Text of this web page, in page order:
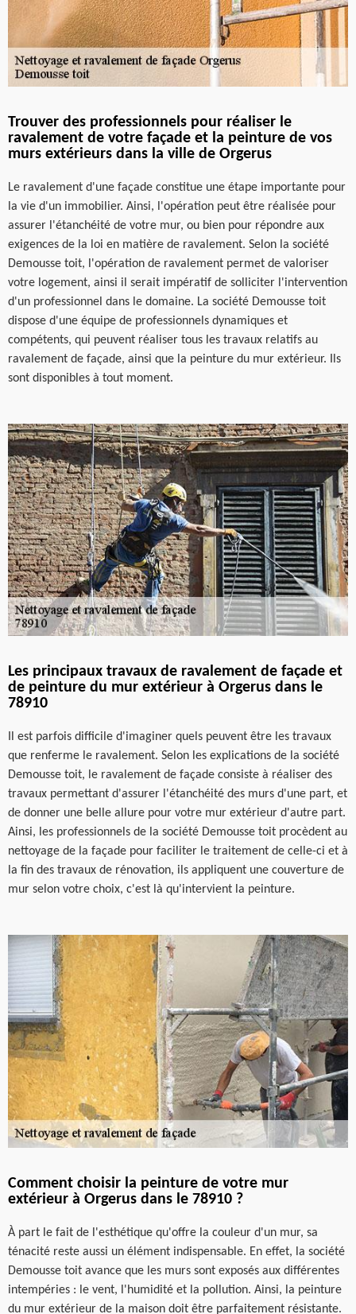
Trouver des professionnels pour réaliser le
ravalement de votre façade et la peinture de vos
murs extérieurs dans la ville de Orgerus
Le ravalement d'une façade constitue une étape importante pour
la vie d'un immobilier. Ainsi, l'opération peut être réalisée pour
assurer l'étanchéité de votre mur, ou bien pour répondre aux
exigences de la loi en matière de ravalement. Selon la société
Demousse toit, l'opération de ravalement permet de valoriser
votre logement, ainsi il serait impératif de solliciter l'intervention
d'un professionnel dans le domaine. La société Demousse toit
dispose d'une équipe de professionnels dynamiques et
compétents, qui peuvent réaliser tous les travaux relatifs au
ravalement de façade, ainsi que la peinture du mur extérieur. Ils
sont disponibles à tout moment.
Les principaux travaux de ravalement de façade et
de peinture du mur extérieur à Orgerus dans le
78910
Il est parfois difficile d'imaginer quels peuvent être les travaux
que renferme le ravalement. Selon les explications de la société
Demousse toit, le ravalement de façade consiste à réaliser des
travaux permettant d'assurer l'étanchéité des murs d'une part, et
de donner une belle allure pour votre mur extérieur d'autre part.
Ainsi, les professionnels de la société Demousse toit procèdent au
nettoyage de la façade pour faciliter le traitement de celle-ci et à
la fin des travaux de rénovation, ils appliquent une couverture de
mur selon votre choix, c'est là qu'intervient la peinture.
Comment choisir la peinture de votre mur
extérieur à Orgerus dans le 78910 ?
À part le fait de l'esthétique qu'offre la couleur d'un mur, sa
ténacité reste aussi un élément indispensable. En effet, la société
Demousse toit avance que les murs sont exposés aux différentes
intempéries : le vent, l'humidité et la pollution. Ainsi, la peinture
du mur extérieur de la maison doit être parfaitement résistante.